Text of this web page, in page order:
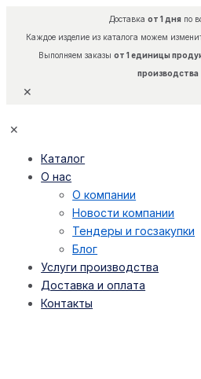
Доставка от 1 дняпо
Каждое изделие из каталога можем
Выполняем заказы от 1 единицы
производства
✕
✕
Каталог
О нас
О компании
Новости компании
Тендеры и госзакупки
Блог
Услуги производства
Доставка и оплата
Контакты